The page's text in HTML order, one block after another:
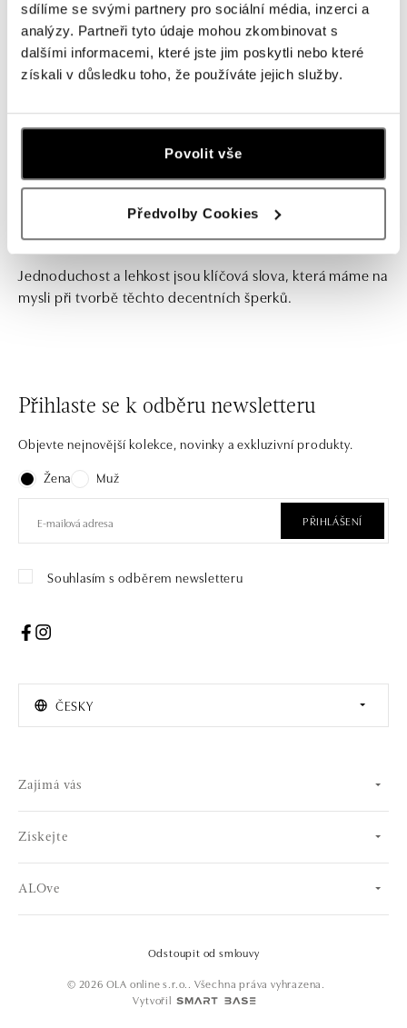
sdílíme se svými partnery pro sociální média, inzerci a
analýzy. Partneři tyto údaje mohou zkombinovat s
dalšími informacemi, které jste jim poskytli nebo které
získali v důsledku toho, že používáte jejich služby.
Povolit vše
Předvolby Cookies
Přívěsek s diamanty a safírem
Princess
Jednoduchost a lehkost jsou klíčová slova, která máme na
mysli při tvorbě těchto decentních šperků.
Přihlaste se k odběru newsletteru
Objevte nejnovější kolekce, novinky a exkluzivní produkty.
Žena
Muž
PŘIHLÁŠENÍ
Souhlasím s odběrem newsletteru
ČESKY
Zajímá vás
Získejte
ALOve
© 2026 OLA online s.r.o.. Všechna práva vyhrazena.
Vytvořil
Odstoupit od smlouvy